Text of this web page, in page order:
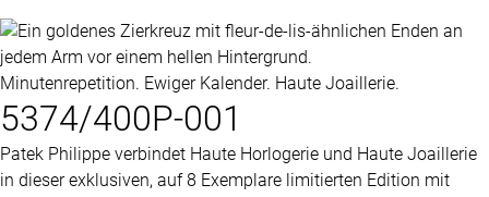
Nautilus
Twenty-
4
ÜBER
UNS
Impressum
Minutenrepetition. Ewiger Kalender. Haute Joaillerie.
5374/400P-001
Patek Philippe verbindet Haute Horlogerie und Haute Joaillerie
in dieser exklusiven, auf 8 Exemplare limitierten Edition mit